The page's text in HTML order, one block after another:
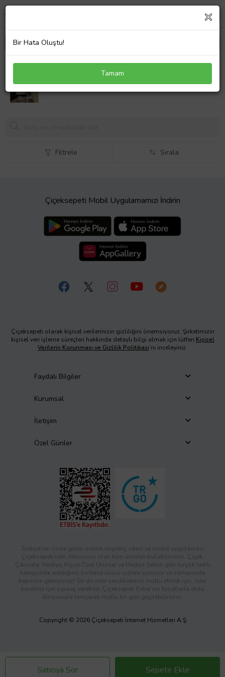
İphone 14 Pro Kamera Lensli Telefon Kılıf Modelleri
239,00 TL
Satıcıya Sor Sepete Ekle
Filtrele Sırala
Çiçeksepeti Mobil Uygulamamızı İndirin
Çiçeksepeti olarak kişisel verilerinizin gizliliğini önemsiyoruz. Şirketimizin
kişisel veri işleme süreçleri hakkında detaylı bilgi almak için lütfen Kişisel
Verilerin Korunması ve Gizlilik Politikası’nı inceleyiniz.
Faydalı Bilgiler
Kurumsal
İletişim
Özel Günler
Türkiye’nin önde gelen online alışveriş sitesi ve mobil uygulaması
Çiçeksepeti’nde, ihtiyacınız olan tüm ürünleri bulabilirsiniz. Çiçek,
Çikolata, Hediye, Kişiye Özel Ürünler ve Hediye Setleri gibi birçok farklı
kategoride aradığınız binlerce ürünü sizlere sunuyor ve zamanında
kapınıza getiriyoruz! Siz de ister sevdiklerinizi mutlu etmek için, ister
kendiniz için sipariş verebilir; Çiçeksepeti Extra’nın fırsatlarla dolu
dünyasıyla tanışarak mutlu bir gün geçirebilirsiniz.
Copyright © 2026 Çiçeksepeti İnternet Hizmetleri A.Ş
Bir Hata Oluştu!
Tamam